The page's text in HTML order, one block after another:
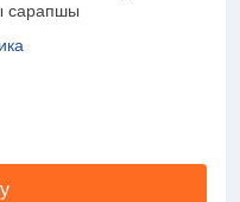
сарапшы